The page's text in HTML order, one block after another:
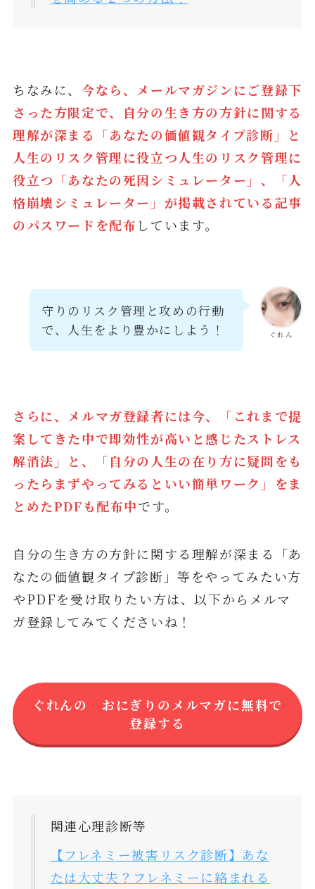
ちなみに、 今なら、メールマガジンにご登録下
さった方限定で、自分の生き方の方針に関する
理解が深まる「あなたの価値観タイプ診断」と
人生のリスク管理に役立つ人生のリスク管理に
役立つ「あなたの死因シミュレーター」 、「人
格崩壊シミュレーター 」が掲載されている記事
のパスワードを配布 しています。
ぐれん
守りのリスク管理と攻めの行動
で、人生をより豊かにしよう！
さらに、メルマガ登録者には今、「これまで提
案してきた中で即効性が高いと感じたストレス
解消法」と、「自分の人生の在り方に疑問をも
ったらまずやってみるといい簡単ワーク」をま
とめたPDFも配布中です。
自分の生き方の方針に関する理解が深まる「あ
なたの価値観タイプ診断」等をやってみたい方
やPDFを受け取りたい方は、以下からメルマ
ガ登録してみてくださいね！
ぐれんの おにぎりのメルマガに無料で
登録する
関連心理診断等
【フレネミー被害リスク診断】あな
たは大丈夫？フレネミーに絡まれる